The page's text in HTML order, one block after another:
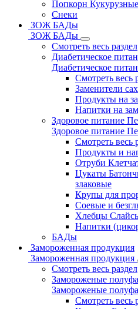
Попкорн
Снеки
ЗОЖ БАДы
ЗОЖ БАДы
Смотреть весь раздел
Диабетическое
Диабетическое
Смотреть весь
Заменители
Продукты на
Напитки на
Здоровое питание
Здоровое питание
Смотреть весь
Продукты и
Отруби
Цукаты
злаковые
Крупы для
Соевые и
Хлебцы
Напитки
БАДы
Замороженная продукция
Замороженная продукция
Смотреть весь раздел
Замороженые
Замороженые
Смотреть весь